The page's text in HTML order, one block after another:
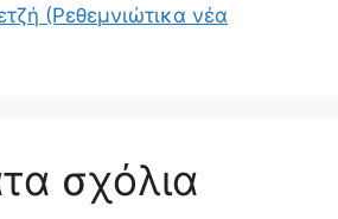
(Ρεθεμνιώτικα νέα
σχόλια